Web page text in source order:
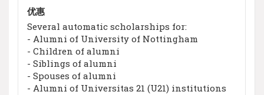
优惠
Several automatic scholarships for:
- Alumni of University of Nottingham
- Children of alumni
- Siblings of alumni
- Spouses of alumni
- Alumni of Universitas 21 (U21) institutions